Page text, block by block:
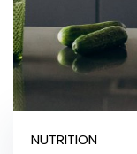
NUTRITION